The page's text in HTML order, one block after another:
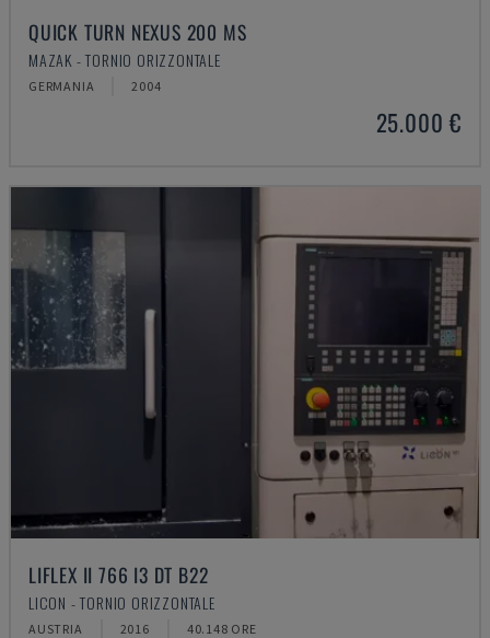
QUICK TURN NEXUS 200 MS
MAZAK - TORNIO ORIZZONTALE
GERMANIA 2004
25.000 €
LIFLEX II 766 I3 DT B22
LICON - TORNIO ORIZZONTALE
AUSTRIA 2016 40.148 ORE